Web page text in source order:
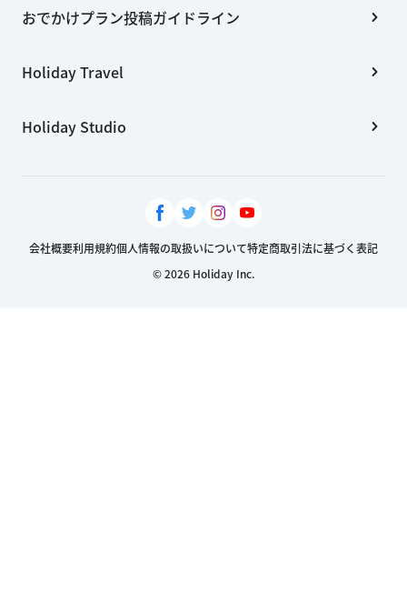
おでかけプラン投稿ガイドライン
Holiday Travel
Holiday Studio
会社概要利用規約個人情報の取扱いについて特定商取引法に基づく表記
© 2026 Holiday Inc.